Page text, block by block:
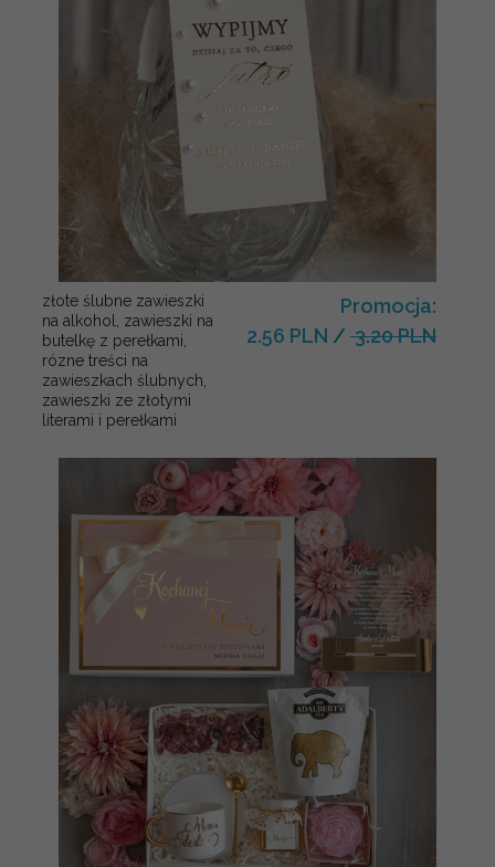
złote ślubne zawieszki
na alkohol, zawieszki na
butelkę z perełkami,
rózne treści na
zawieszkach ślubnych,
zawieszki ze złotymi
literami i perełkami
Promocja:
2.56 PLN / 3.20 PLN